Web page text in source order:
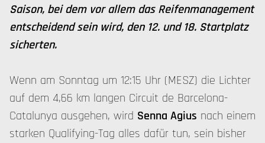
Saison, bei dem vor allem das Reifenmanagement
entscheidend sein wird, den 12. und 18. Startplatz
sicherten.
Wenn am Sonntag um 12:15 Uhr (MESZ) die Lichter
auf dem 4,66 km langen Circuit de Barcelona-
Catalunya ausgehen, wird Senna Agius nach einem
starken Qualifying-Tag alles dafür tun, sein bisher